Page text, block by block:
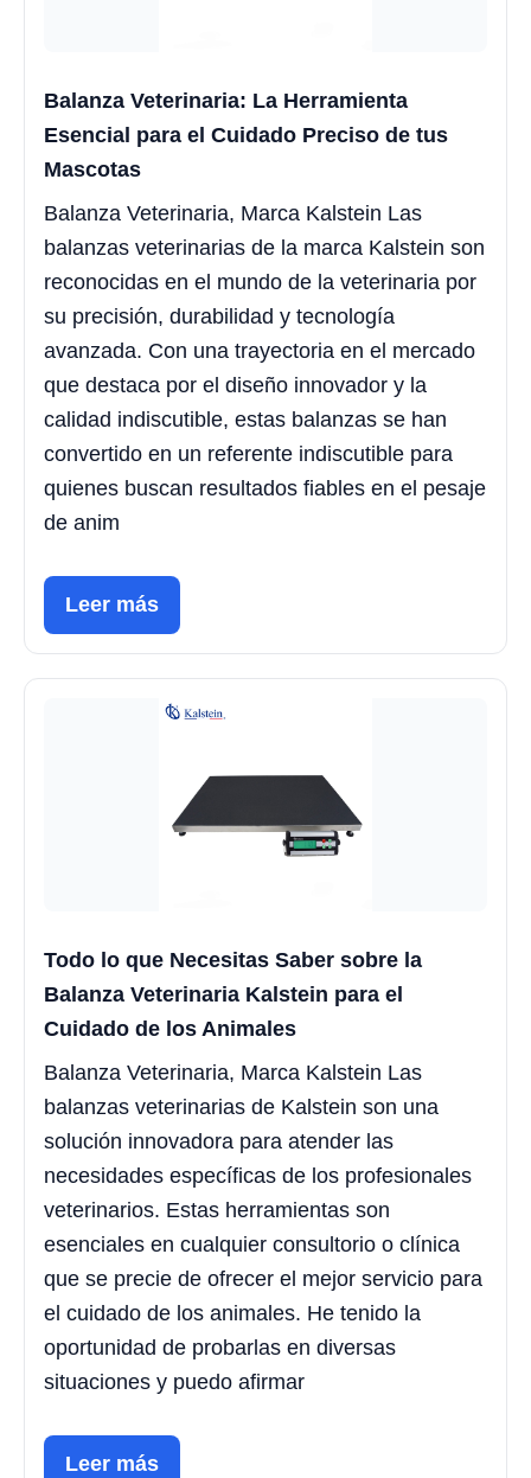
Balanza Veterinaria: La Herramienta
Esencial para el Cuidado Preciso de tus
Mascotas
Balanza Veterinaria, Marca Kalstein Las
balanzas veterinarias de la marca Kalstein son
reconocidas en el mundo de la veterinaria por
su precisión, durabilidad y tecnología
avanzada. Con una trayectoria en el mercado
que destaca por el diseño innovador y la
calidad indiscutible, estas balanzas se han
convertido en un referente indiscutible para
quienes buscan resultados fiables en el pesaje
de anim
Leer más
Todo lo que Necesitas Saber sobre la
Balanza Veterinaria Kalstein para el
Cuidado de los Animales
Balanza Veterinaria, Marca Kalstein Las
balanzas veterinarias de Kalstein son una
solución innovadora para atender las
necesidades específicas de los profesionales
veterinarios. Estas herramientas son
esenciales en cualquier consultorio o clínica
que se precie de ofrecer el mejor servicio para
el cuidado de los animales. He tenido la
oportunidad de probarlas en diversas
situaciones y puedo afirmar
Leer más